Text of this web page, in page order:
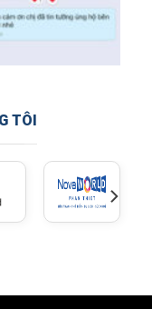
TÔI